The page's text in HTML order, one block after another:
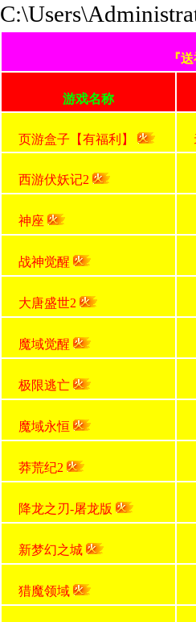
『
游戏名称
页游盒子【有福利】
西游伏妖记2
神座
战神觉醒
大唐盛世2
魔域觉醒
极限逃亡
魔域永恒
莽荒纪2
降龙之刃-屠龙版
新梦幻之城
猎魔领域